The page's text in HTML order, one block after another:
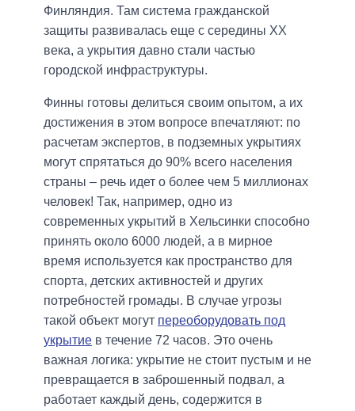
Финляндия. Там система гражданской
защиты развивалась еще с середины ХХ
века, а укрытия давно стали частью
городской инфраструктуры.
Финны готовы делиться своим опытом, а их
достижения в этом вопросе впечатляют: по
расчетам экспертов, в подземных укрытиях
могут спрятаться до 90% всего населения
страны – речь идет о более чем 5 миллионах
человек! Так, например, одно из
современных укрытий в Хельсинки способно
принять около 6000 людей, а в мирное
время используется как пространство для
спорта, детских активностей и других
потребностей громады. В случае угрозы
такой объект могут переоборудовать под
укрытие в течение 72 часов. Это очень
важная логика: укрытие не стоит пустым и не
превращается в заброшенный подвал, а
работает каждый день, содержится в